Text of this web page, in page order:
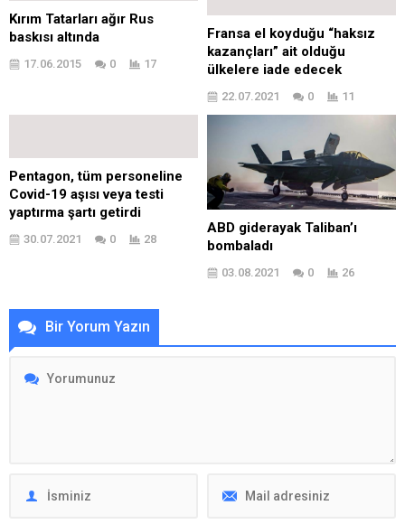
Kırım Tatarları ağır Rus
baskısı altında
17.06.2015 0 17
Fransa el koyduğu “haksız
kazançları” ait olduğu
ülkelere iade edecek
22.07.2021 0 11
Pentagon, tüm personeline
Covid-19 aşısı veya testi
yaptırma şartı getirdi
30.07.2021 0 28
ABD giderayak Taliban’ı
bombaladı
03.08.2021 0 26
Bir Yorum Yazın